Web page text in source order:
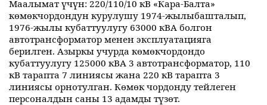
Маалымат үчүн: 220/110/10 кВ «Кара-Балта»
көмөкчордондун курулушу 1974-жылыбашталып,
1976-жылы кубаттуулугу 63000 кВА болгон
автотрансформатор менен эксплуатацияга
берилген. Азыркы учурда көмөкчордондо
кубаттуулугу 125000 кВА 3 автотрансформатор, 110
кВ тарапта 7 линиясы жана 220 кВ тарапта 3
линиясы орнотулган. Көмөк чордонду тейлеген
персоналдын саны 13 адамды түзөт.